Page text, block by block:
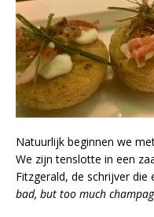
Natuurlijk beginnen we
We zijn tenslotte in een
Fitzgerald, de schrijver die
bad, but too much